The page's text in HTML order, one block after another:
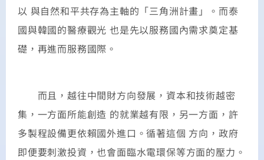
以 與自然和平共存為主軸的「三角洲計畫」。而泰
國與韓國的醫療觀光 也是先以服務國內需求奠定基
礎，再進而服務國際。
而且，越往中間財方向發展，資本和技術越密
集，一方面所能創造 的就業越有限，另一方面，許
多製程設備更依賴國外進口。循著這個 方向，政府
即便要刺激投資，也會面臨水電環保等方面的壓力。